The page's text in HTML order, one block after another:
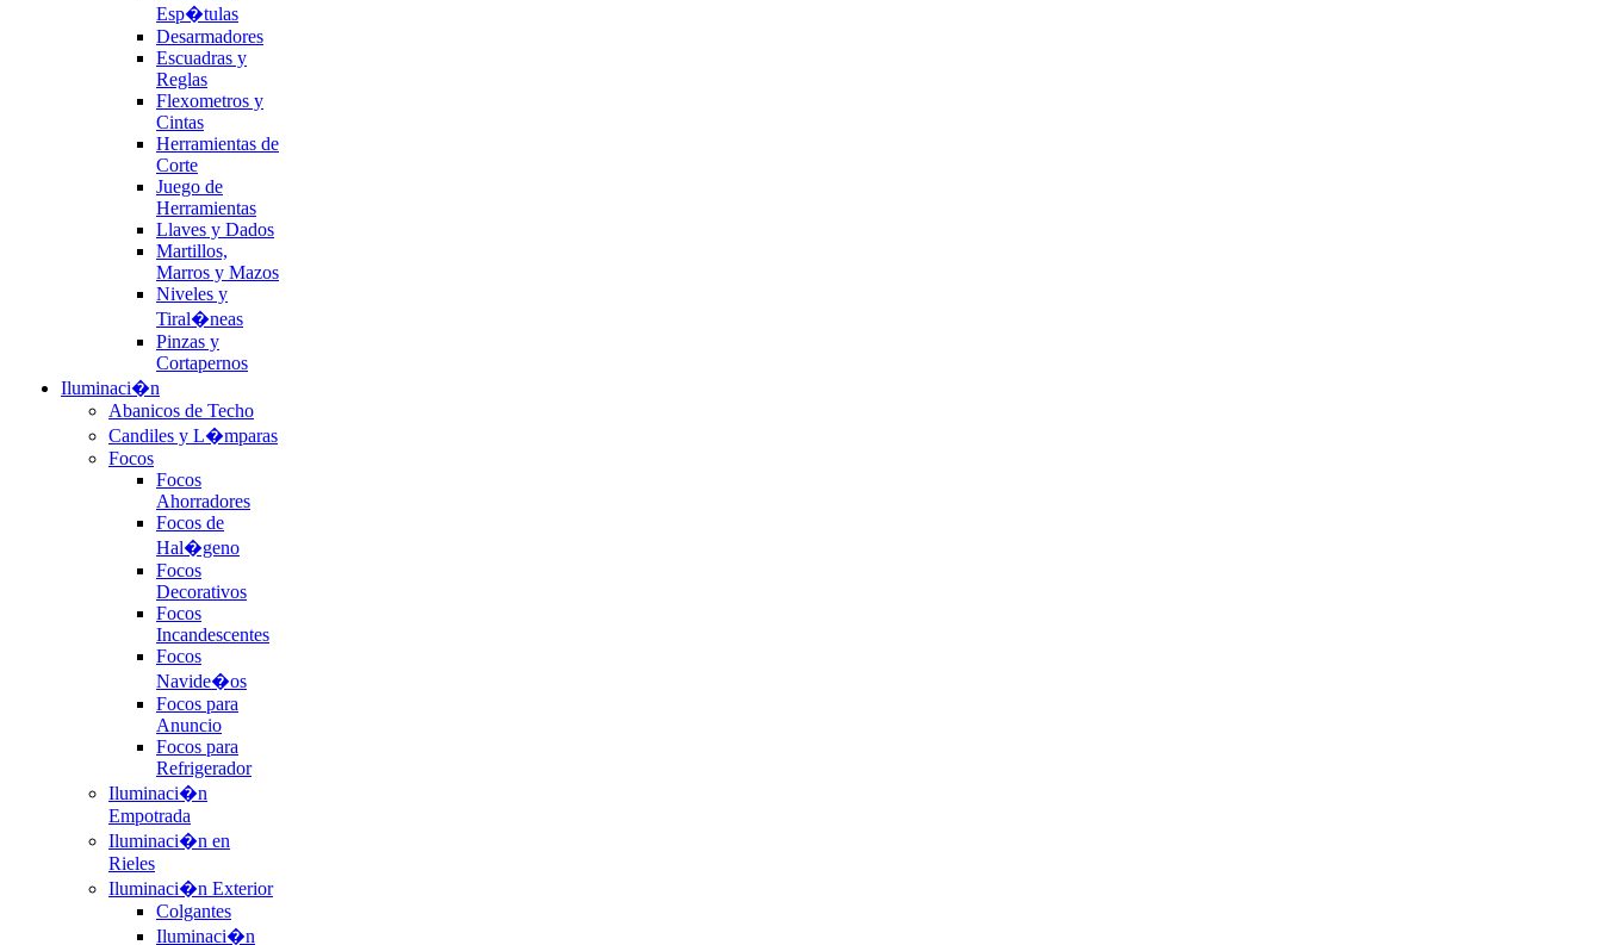
Esp�tulas
Desarmadores
Escuadras y
Reglas
Flexometros y
Cintas
Herramientas de
Corte
Juego de
Herramientas
Llaves y Dados
Martillos,
Marros y Mazos
Niveles y
Tiral�neas
Pinzas y
Cortapernos
Iluminaci�n
Abanicos de Techo
Candiles y L�mparas
Focos
Focos
Ahorradores
Focos de
Hal�geno
Focos
Decorativos
Focos
Incandescentes
Focos
Navide�os
Focos para
Anuncio
Focos para
Refrigerador
Iluminaci�n
Empotrada
Iluminaci�n en
Rieles
Iluminaci�n Exterior
Colgantes
Iluminaci�n